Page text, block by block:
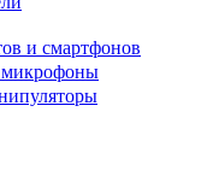
и смартфонов